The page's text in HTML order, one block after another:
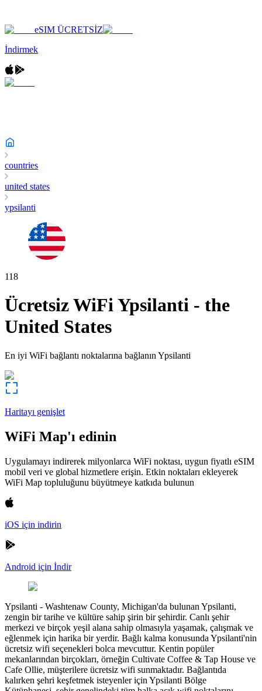
eSIM ÜCRETSİZ
İndirmek
countries
united states
ypsilanti
118
Ücretsiz WiFiYpsilanti - the
United States
En iyi WiFi bağlantı noktalarına bağlanın Ypsilanti
Haritayı genişlet
WiFi Map'ı edinin
Uygulamayı indirerek milyonlarca WiFi noktası, uygun fiyatlı eSIM
mobil veri ve global hizmetlere erişin. Etkin noktaları ekleyerek
WiFi Map topluluğunu büyütmeye katkıda bulunun
iOS için indirin
Android için İndir
Ypsilanti - Washtenaw County, Michigan'da bulunan Ypsilanti,
zengin bir tarihe ve kültüre sahip şirin bir şehirdir. Canlı şehir
merkezi ve birçok yeşil alana sahip olmasıyla yaşamak, çalışmak ve
eğlenmek için harika bir yerdir. Bağlı kalma konusunda Ypsilanti'nin
ücretsiz wifi seçenekleri bolca mevcuttur. Kentin popüler
mekanlarından birçokları, örneğin Cultivate Coffee & Tap House ve
Cafe Ollie, müşterilere ücretsiz wifi sunmaktadır. Bağlantıda
kalırken şehri keşfetmek isteyenler için Ypsilanti Bölge